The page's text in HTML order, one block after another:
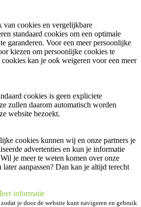
cookies en vergelijkbare
standaard cookies om een optimale
garanderen. Voor een meer persoonlijke
kiezen om persoonlijke cookies te
kan je ook weigeren voor een meer
cookies is geen expliciete
zullen daarom automatisch worden
website bezoekt.
cookies kunnen wij en onze partners je
advertenties en kun je informatie
je meer te weten komen over onze
aanpassen? Dan kan je altijd terecht
informatie
je door de website kunt navigeren en gebruik